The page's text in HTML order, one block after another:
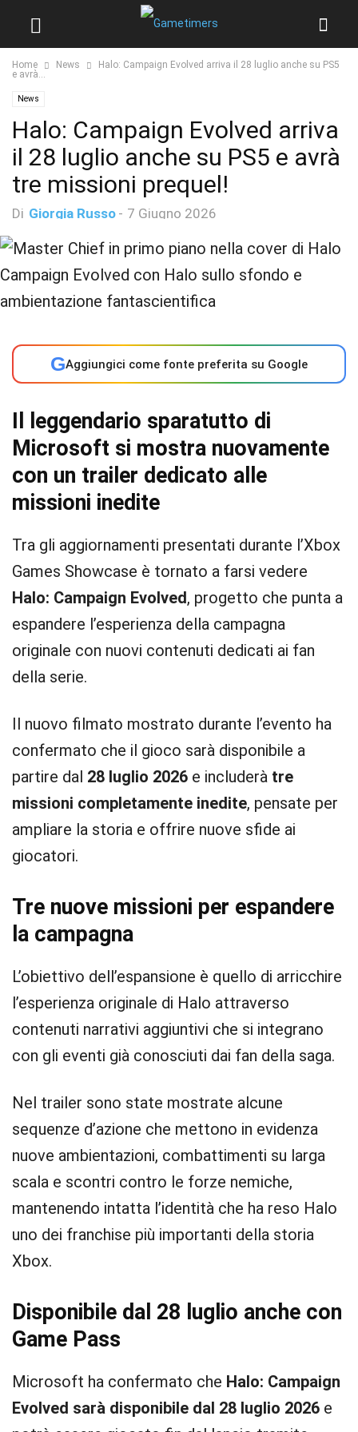
Home News
Halo: Campaign Evolved arriva il 28 luglio anche su PS5
e avrà...
News
Halo: Campaign Evolved arriva
il 28 luglio anche su PS5 e avrà
tre missioni prequel!
Di Giorgia Russo - 7 Giugno 2026
GAggiungici come fonte preferita su Google
Il leggendario sparatutto di
Microsoft si mostra nuovamente
con un trailer dedicato alle
missioni inedite
Tra gli aggiornamenti presentati durante l’Xbox
Games Showcase è tornato a farsi vedere
Halo: Campaign Evolved, progetto che punta a
espandere l’esperienza della campagna
originale con nuovi contenuti dedicati ai fan
della serie.
Il nuovo filmato mostrato durante l’evento ha
confermato che il gioco sarà disponibile a
partire dal 28 luglio 2026 e includerà tre
missioni completamente inedite, pensate per
ampliare la storia e offrire nuove sfide ai
giocatori.
Tre nuove missioni per espandere
la campagna
L’obiettivo dell’espansione è quello di arricchire
l’esperienza originale di Halo attraverso
contenuti narrativi aggiuntivi che si integrano
con gli eventi già conosciuti dai fan della saga.
Nel trailer sono state mostrate alcune
sequenze d’azione che mettono in evidenza
nuove ambientazioni, combattimenti su larga
scala e scontri contro le forze nemiche,
mantenendo intatta l’identità che ha reso Halo
uno dei franchise più importanti della storia
Xbox.
Disponibile dal 28 luglio anche con
Game Pass
Microsoft ha confermato che Halo: Campaign
Evolved sarà disponibile dal 28 luglio 2026 e